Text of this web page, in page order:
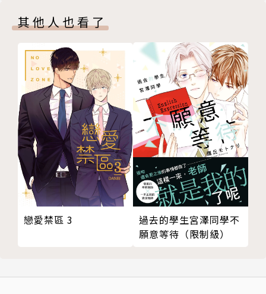
其他人也看了
戀愛禁區 3
過去的學生宮澤同學不
願意等待（限制級）